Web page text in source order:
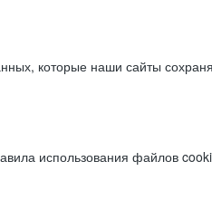
которые наши сайты
использования файлов